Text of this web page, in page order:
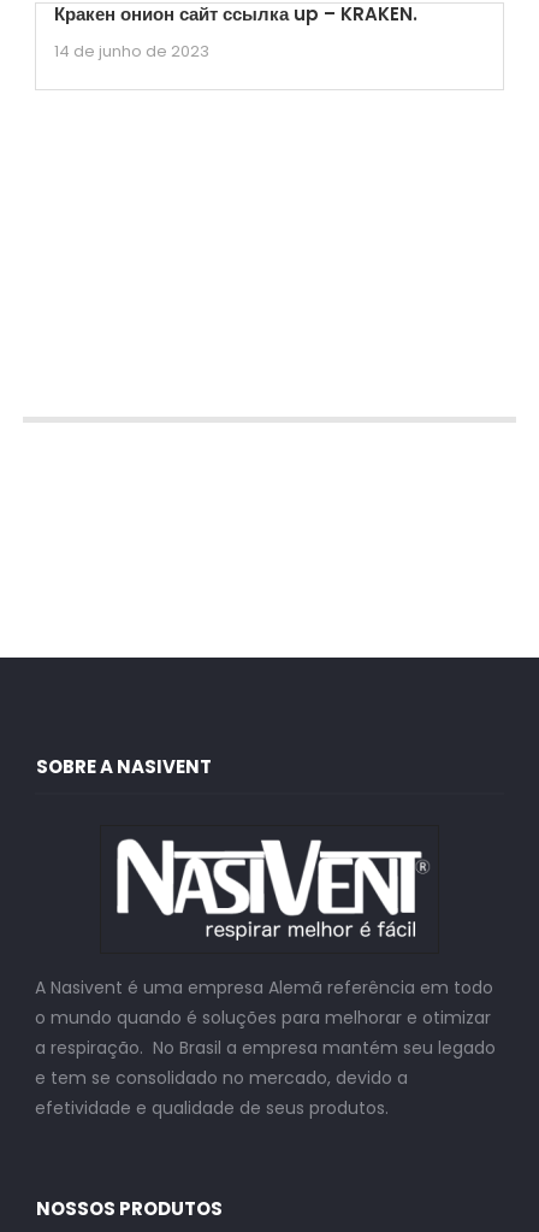
Кракен онион сайт ссылка up – KRAKEN.
14 de junho de 2023
SOBRE A NASIVENT
A Nasivent é uma empresa Alemã referência em todo
o mundo quando é soluções para melhorar e otimizar
a respiração. No Brasil a empresa mantém seu legado
e tem se consolidado no mercado, devido a
efetividade e qualidade de seus produtos.
NOSSOS PRODUTOS